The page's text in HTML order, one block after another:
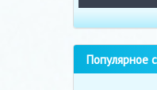
Популярное